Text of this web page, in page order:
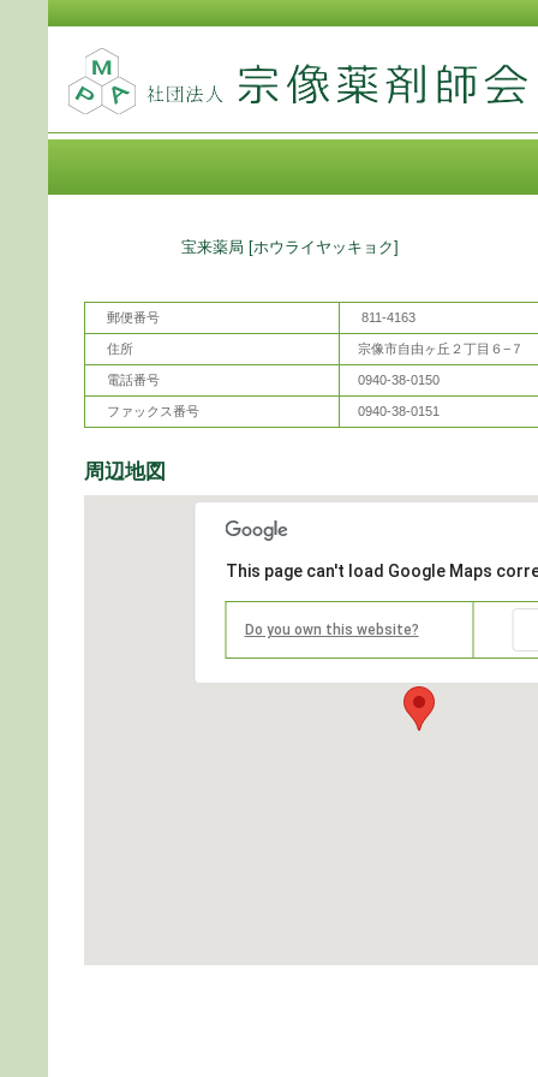
宝来薬局 [ホウライヤッキョク]
郵便番号 811-4163
住所 宗像市自由ヶ丘２丁目６−７
電話番号 0940-38-0150
ファックス番号 0940-38-0151
周辺地図
This page can't load Google Maps
Do you own this website?